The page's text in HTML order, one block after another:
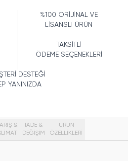
%100 ORİJİNAL VE
LİSANSLI ÜRÜN
TAKSİTLİ
ÖDEME SEÇENEKLERİ
DESTEĞİ
YANINIZDA
&
İADE &
DEĞİŞİM
ÜRÜN
ÖZELLIKLERI